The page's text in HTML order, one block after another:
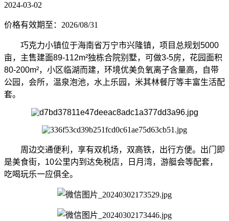
2024-03-02
价格有效期至：2026/08/31
巧克力小镇位于海南省万宁市兴隆镇，项目总规划5000
亩，主售建面89-112m²独栋合院别墅，可做3-5房，花园面积
80-200m²，小区临湖而建，环境优美负氧离子含量高，自带
公园，会所，温泉泡池，水上乐园，米其林餐厅等丰富生活配
套。
周边交通便利，享有双机场，双高铁，出行方便。 出门即
是美食街，10公里内到达免税店，日月湾，游艇会等配套，
吃喝玩乐一应俱全。